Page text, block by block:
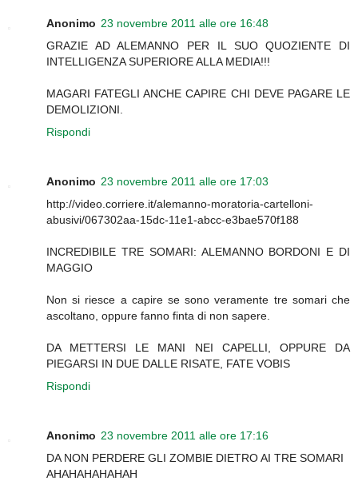
Anonimo 23 novembre 2011 alle ore 16:48
GRAZIE AD ALEMANNO PER IL SUO QUOZIENTE DI
INTELLIGENZA SUPERIORE ALLA MEDIA!!!
MAGARI FATEGLI ANCHE CAPIRE CHI DEVE PAGARE LE
DEMOLIZIONI.
Rispondi
Anonimo 23 novembre 2011 alle ore 17:03
http://video.corriere.it/alemanno-moratoria-cartelloni-
abusivi/067302aa-15dc-11e1-abcc-e3bae570f188
INCREDIBILE TRE SOMARI: ALEMANNO BORDONI E DI
MAGGIO
Non si riesce a capire se sono veramente tre somari che
ascoltano, oppure fanno finta di non sapere.
DA METTERSI LE MANI NEI CAPELLI, OPPURE DA
PIEGARSI IN DUE DALLE RISATE, FATE VOBIS
Rispondi
Anonimo 23 novembre 2011 alle ore 17:16
DA NON PERDERE GLI ZOMBIE DIETRO AI TRE SOMARI
AHAHAHAHAHAH